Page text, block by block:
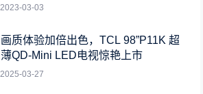
2023-03-03
画质体验加倍出色，TCL 98”P11K 超
薄QD-Mini LED电视惊艳上市
2025-03-27